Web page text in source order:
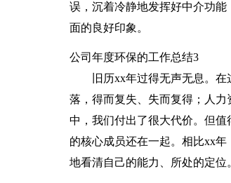
误，沉着冷静地发挥好中介功
面的良好印象。
公司年度环保的工作总结3
旧历xx年过得无声无息。
落，得而复失、失而复得；人
中，我们付出了很大代价。但
的核心成员还在一起。相比xx
地看清自己的能力、所处的定位。